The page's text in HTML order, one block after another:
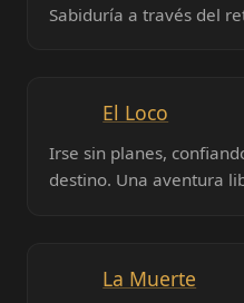
Sabiduría a través del
El Loco
Irse sin planes,
destino. Una aventura
La Muerte